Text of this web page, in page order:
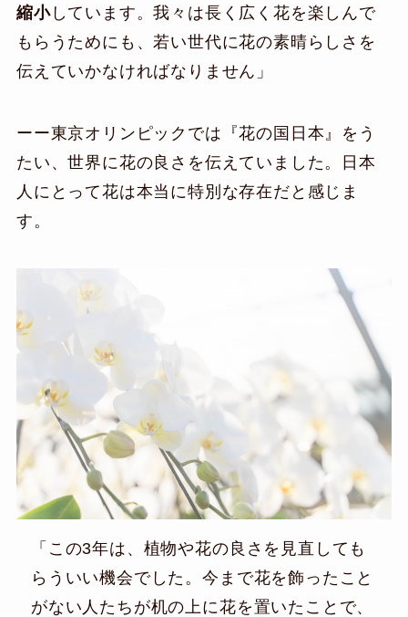
縮小しています。我々は長く広く花を楽しんで
もらうためにも、若い世代に花の素晴らしさを
伝えていかなければなりません」
ーー東京オリンピックでは『花の国日本』をう
たい、世界に花の良さを伝えていました。日本
人にとって花は本当に特別な存在だと感じま
す。
「この3年は、植物や花の良さを見直しても
らういい機会でした。今まで花を飾ったこと
がない人たちが机の上に花を置いたことで、